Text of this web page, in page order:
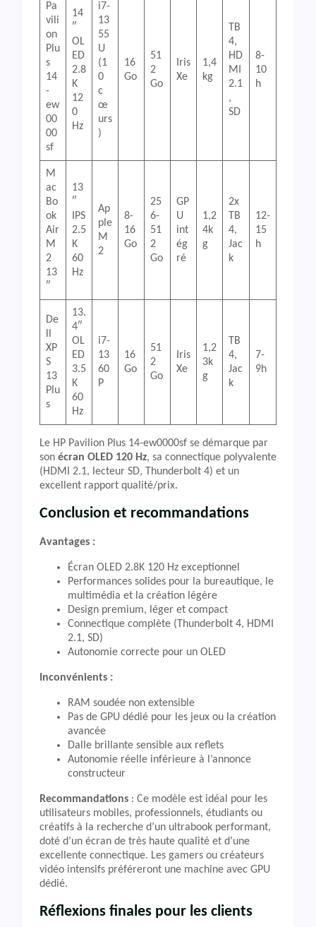
Pa
vili
on
Plu
s
14
-
ew
00
00
sf
14
″
OL
ED
2.8
K
12
0
Hz
i7-
13
55
U
(1
0
c
œ
urs
)
16
Go
51
2
Go
Iris
Xe
1,4
kg
TB
4,
HD
MI
2.1
,
SD
8-
10
h
M
ac
Bo
ok
Air
M
2
13
″
13
″
IPS
2.5
K
60
Hz
Ap
ple
M
2
8-
16
Go
25
6-
51
2
Go
GP
U
int
ég
ré
1,2
4k
g
2x
TB
4,
Jac
k
12-
15
h
De
XP
S
13
Plu
s
13.
4″
OL
ED
3.5
K
60
Hz
i7-
13
60
P
16
Go
51
2
Go
Iris
Xe
1,2
3k
g
TB
4,
Jac
k
7-
9h
Le HP Pavilion Plus 14-ew0000sf se démarque par
son écran OLED 120 Hz, sa connectique polyvalente
(HDMI 2.1, lecteur SD, Thunderbolt 4) et un
excellent rapport qualité/prix.
Conclusion et recommandations
Avantages :
Écran OLED 2.8K 120 Hz exceptionnel
Performances solides pour la bureautique, le
multimédia et la création légère
Design premium, léger et compact
Connectique complète (Thunderbolt 4, HDMI
2.1, SD)
Autonomie correcte pour un OLED
Inconvénients :
RAM soudée non extensible
Pas de GPU dédié pour les jeux ou la création
avancée
Dalle brillante sensible aux reflets
Autonomie réelle inférieure à l’annonce
constructeur
Recommandations : Ce modèle est idéal pour les
utilisateurs mobiles, professionnels, étudiants ou
créatifs à la recherche d’un ultrabook performant,
doté d’un écran de très haute qualité et d’une
excellente connectique. Les gamers ou créateurs
vidéo intensifs préféreront une machine avec GPU
dédié.
Réflexions finales pour les clients